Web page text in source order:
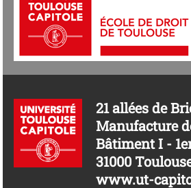
21 allées de
Manufacture
Bâtiment I -
31000
www.ut-